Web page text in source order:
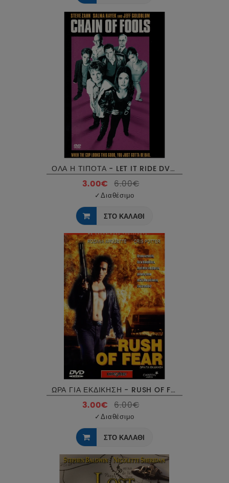
ΟΛΑ Η ΤΙΠΟΤΑ - LET IT RIDE DVD USED
3.00€ 6.00€
✓Διαθέσιμο
ΣΤΟ ΚΑΛΑΘΙ
ΩΡΑ ΓΙΑ ΕΚΔΙΚΗΣΗ - RUSH OF FEAR DVD USED
3.00€ 6.00€
✓Διαθέσιμο
ΣΤΟ ΚΑΛΑΘΙ